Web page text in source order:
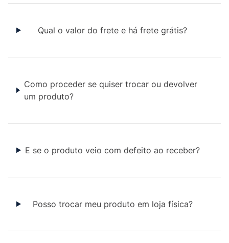
Qual o valor do frete e há frete grátis?
Como proceder se quiser trocar ou devolver
um produto?
E se o produto veio com defeito ao receber?
Posso trocar meu produto em loja física?